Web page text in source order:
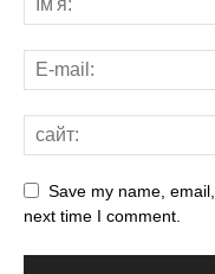
Save my name,
next time I comment.